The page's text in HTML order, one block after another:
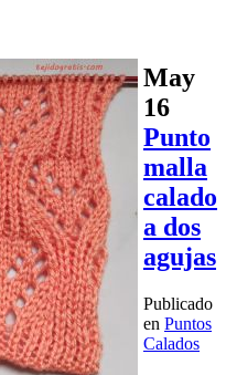
May
16
Punto
malla
calado
a dos
agujas
Publicado
en Puntos
Calados